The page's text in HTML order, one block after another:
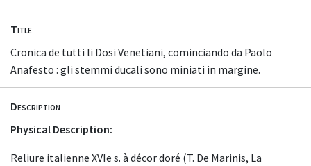
Title
Cronica de tutti li Dosi Venetiani, cominciando da Paolo
Anafesto : gli stemmi ducali sono miniati in margine.
Description
Physical Description:
Reliure italienne XVIe s. à décor doré (T. De Marinis, La